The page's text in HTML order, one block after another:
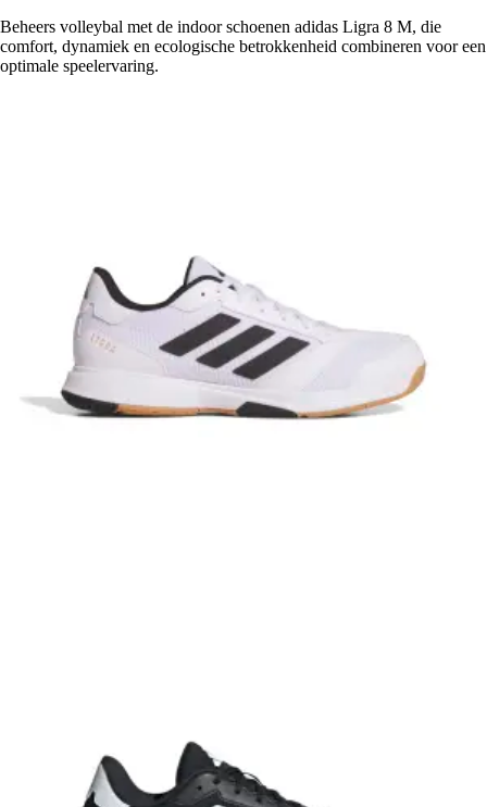
Beheers volleybal met de indoor schoenen adidas Ligra 8 M, die
comfort, dynamiek en ecologische betrokkenheid combineren voor een
optimale speelervaring.